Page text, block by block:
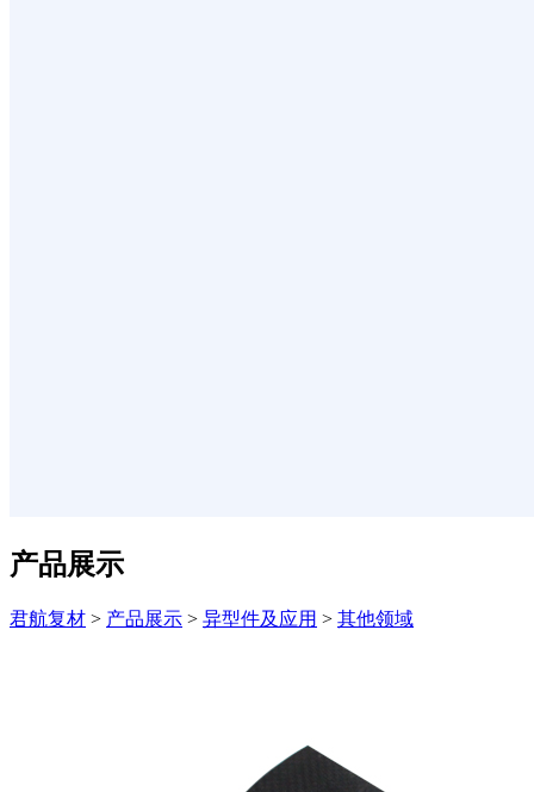
产品展示
君航复材 > 产品展示 > 异型件及应用 > 其他领域